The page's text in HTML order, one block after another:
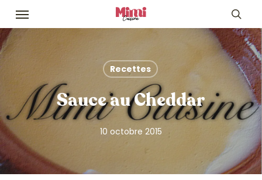
Skip
main
content
Menu
Recettes
Sauce au Cheddar
10 octobre 2015